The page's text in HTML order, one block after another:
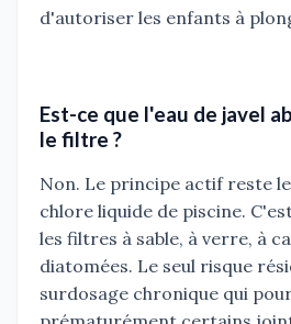
d'autoriser les enfants à
Est-ce que l'eau de javel
le filtre ?
Non. Le principe actif reste
chlore liquide de piscine.
les filtres à sable, à verre, à
diatomées. Le seul risque
surdosage chronique qui